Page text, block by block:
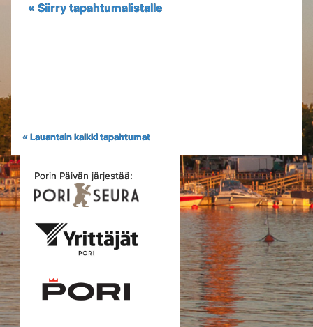
« Siirry tapahtumalistalle
« Lauantain kaikki tapahtumat
Porin Päivän järjestää: